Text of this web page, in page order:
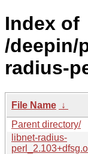
Index of
/deepin/
radius-
File Name ↓
Parent directory/
libnet-radius-